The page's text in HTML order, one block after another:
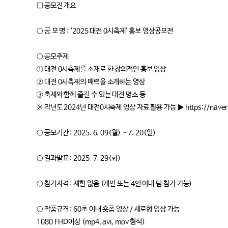
□ 공모전 개요
○ 공 모 명 : ‘2025 대전 0시축제’ 홍보 영상공모전
○ 공모주제
① 대전 0시축제를 소재로 한 창의적인 홍보 영상
② 대전 0시축제의 매력을 소개하는 영상
③ 축제와 함께 즐길 수 있는 대전 명소 등
※ 작년도 2024년 대전0시축제 영상 자료 활용 가능 ▶ https://
○ 공모기간 : 2025. 6. 09(월) ~ 7. 20(일)
○ 결과발표 : 2025. 7. 29(화)
○ 참가자격 : 제한 없음 (개인 또는 4인 이내 팀 참가 가능)
○ 작품규격 : 60초 이내 숏폼 영상 / 세로형 영상 가능
1080 FHD이상 (mp4, avi, mov 형식)